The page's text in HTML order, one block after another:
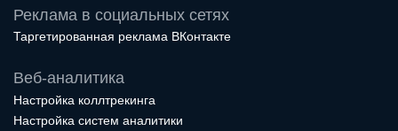
Реклама в социальных сетях
Таргетированная реклама ВКонтакте
Веб-аналитика
Настройка коллтрекинга
Настройка систем аналитики